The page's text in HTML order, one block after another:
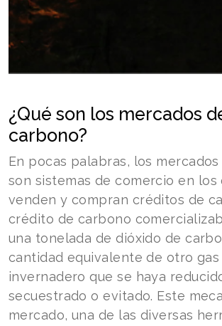
¿Qué son los mercados
carbono?
En pocas palabras, los
son sistemas de comercio en los
venden y compran créditos de
crédito de carbono
una tonelada de dióxido de
cantidad equivalente de otro
invernadero que se haya
secuestrado o evitado. Este
mercado, una de las diversas